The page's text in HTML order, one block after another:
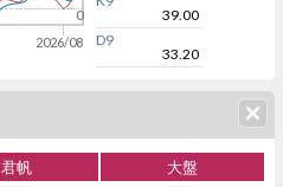
2026/08
0
39.00
D9
33.20
君帆
大盤